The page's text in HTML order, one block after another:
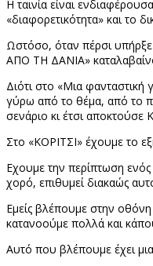
Η ταινία είναι
«διαφορετικότητα» και το
Ωστόσο, όταν πέρσι
ΑΠΟ ΤΗ ΔΑΝΙΑ»
Διότι στο «Μια φανταστική
γύρω από το θέμα, από το
σενάριο κι έτσι
Στο «ΚΟΡΙΤΣΙ» έχουμε το
Εχουμε την περίπτωση ενός
χορό, επιθυμεί διακαώς
Εμείς βλέπουμε στην
κατανοούμε πολλά και
Αυτό που βλέπουμε έχει